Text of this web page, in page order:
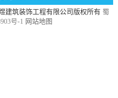
建筑装饰工程有限公司版权所有 蜀
号-1 网站地图